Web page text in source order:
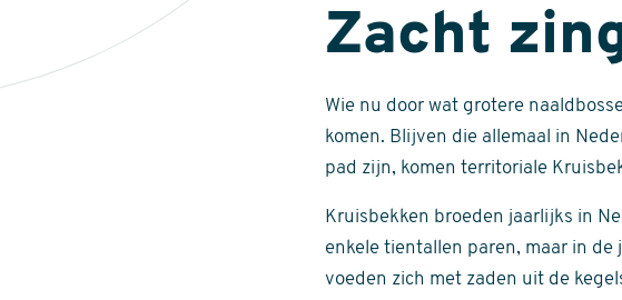
Zacht
Wie nu door wat grotere
komen. Blijven die allemaal in
pad zijn, komen territoriale
Kruisbekken broeden jaarlijks in
enkele tientallen paren, maar in
voeden zich met zaden uit de